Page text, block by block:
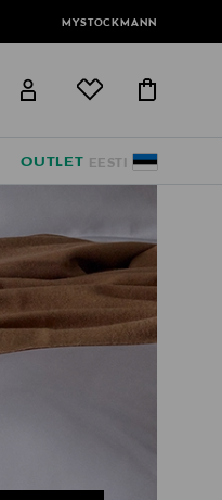
MYSTOCKMANN
EESTI
OUTLET